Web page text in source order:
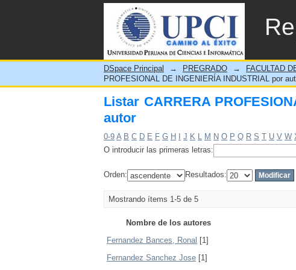
Listar CARRERA
DSpace Principal → PREGRADO → FACULTAD
PROFESIONAL DE INGENIERÍA INDUSTRIAL por
Listar CARRERA
autor
0-9 A B C D E F G H J K L M N O P Q R S T U V W
O introducir las primeras letras:
Orden: Resultados:
Mostrando ítems 1-5 de 5
Nombre de los autores
Fernandez Bances, Ronal [1]
Fernandez Sanchez Jose [1]